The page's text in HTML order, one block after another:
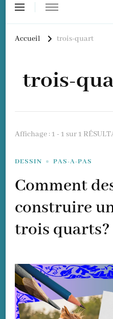
Accueil trois-quart
trois-
Affichage : 1 - 1 sur 1
DESSIN PAS-A-PAS
Comment
construire
trois quarts?